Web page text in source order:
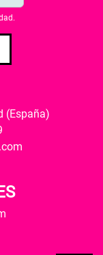
.
(España)